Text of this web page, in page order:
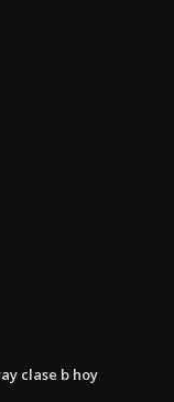
clase b hoy